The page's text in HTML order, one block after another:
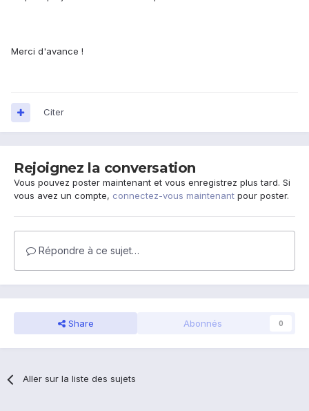
Merci d'avance !
Citer
Rejoignez la conversation
Vous pouvez poster maintenant et vous enregistrez plus tard. Si
vous avez un compte, connectez-vous maintenant pour poster.
Répondre à ce sujet…
Share Abonnés 0
Aller sur la liste des sujets